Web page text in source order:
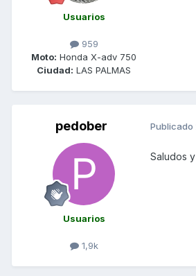
Usuarios
959
Moto: Honda X-adv 750
Ciudad: LAS PALMAS
pedober
Usuarios
1,9k
Publicado
Saludos